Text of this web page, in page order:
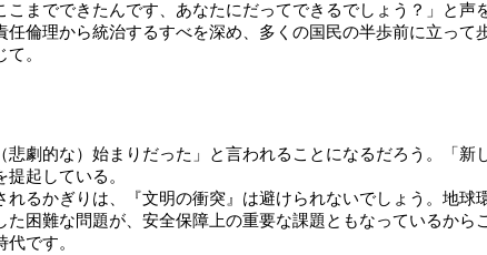
までできたんです、あなたにだってできるでしょう？」と声
倫理から統治するすべを深め、多くの国民の半歩前に立って
。
劇的な）始まりだった」と言われることになるだろう。「
起している。
るかぎりは、『文明の衝突』は避けられないでしょう。地球
困難な問題が、安全保障上の重要な課題ともなっているか
です。